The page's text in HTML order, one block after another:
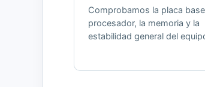
Comprobamos la placa
procesador, la memoria y la
estabilidad general del